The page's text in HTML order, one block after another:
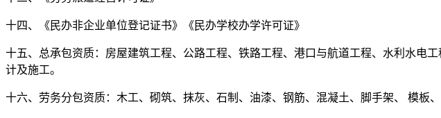
十四、《民办非企业单位登记证书》《民办学校办学许可证》
十五、总承包资质：房屋建筑工程、公路工程、铁路工程、港口与航道工程、水利水电
计及施工。
十六、劳务分包资质：木工、砌筑、抹灰、石制、油漆、钢筋、混凝土、脚手架、 模板